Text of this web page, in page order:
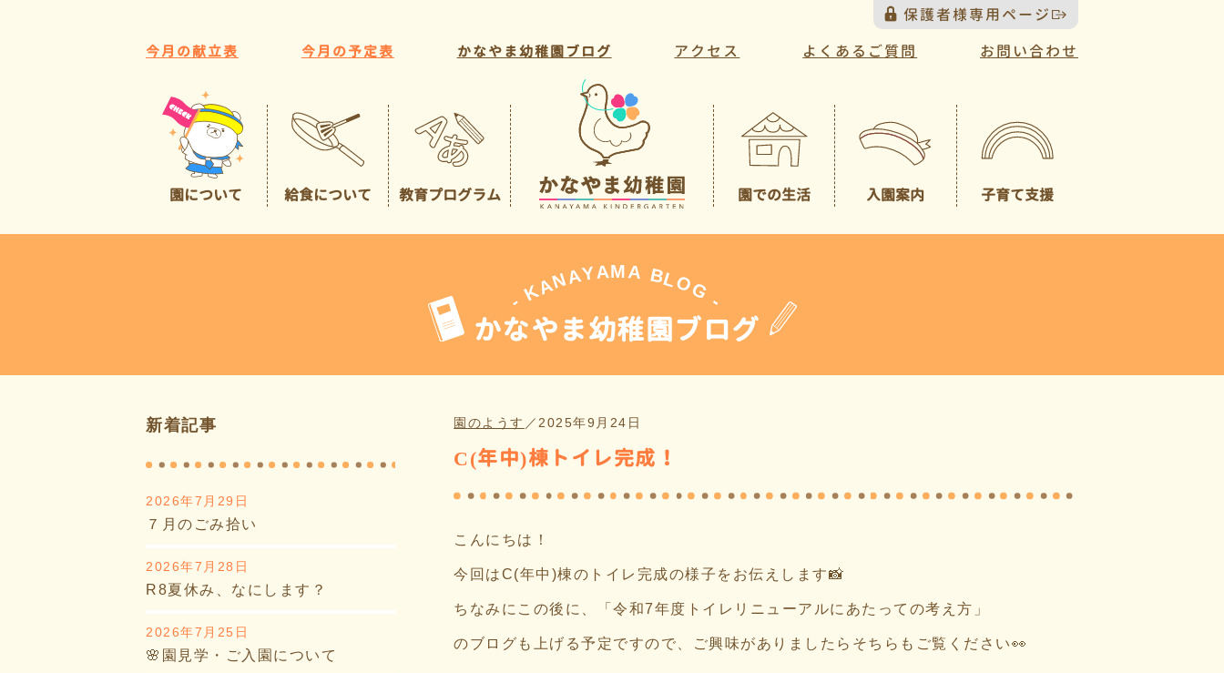
保護者様専用ページ
今月の献立表 今月の予定表 かなやま幼稚園ブログ アクセス よくあるご質問 お問い合わせ
園について
給食について
給食について 教育プログラム
教育活動
園での生活
一日の様子
入園案内
園見学について
子育て支援
（未就園児クラス）
一時預かり
- KANAYAMA BLOG -
かなやま幼稚園ブログ
新着記事
2026年7月29日
７月のごみ拾い
2026年7月28日
R8夏休み、なにします？
2026年7月25日
🌸園見学・ご入園について
園のようす ／ 2025年9月24日
C(年中)棟トイレ完成！
こんにちは！
今回はC(年中)棟のトイレ完成の様子をお伝えします📸
ちなみにこの後に、「令和7年度トイレリニューアルにあたっての考え方」
のブログも上げる予定ですので、ご興味がありましたらそちらもご覧ください👀